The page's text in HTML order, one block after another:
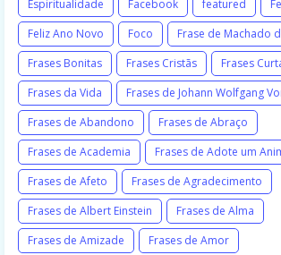
Espiritualidade Facebook featured
Feliz Ano Novo
Foco
Frase de Machado
Frases Bonitas
Frases Cristãs
Frases
Frases da Vida
Frases de Johann Wolfgang
Frases de Abandono
Frases de Abraço
Frases de Academia
Frases de Adote um
Frases de Afeto
Frases de Agradecimento
Frases de Albert Einstein
Frases de Alma
Frases de Amizade
Frases de Amor